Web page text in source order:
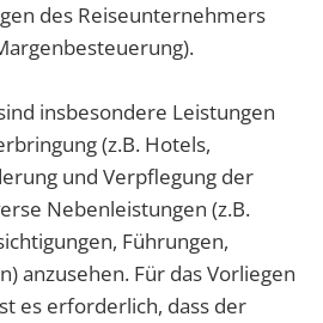
des Reiseunternehmers
insbesondere Leistungen
(z.B. Hotels,
und Verpflegung der
Nebenleistungen (z.B.
Führungen,
anzusehen. Für das Vorliegen
es erforderlich, dass der